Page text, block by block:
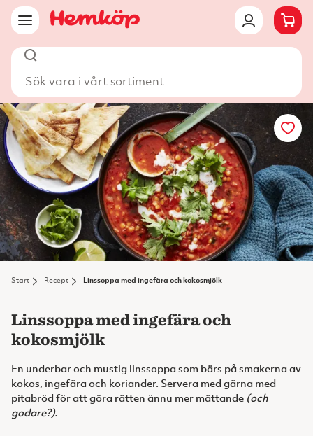
Start Recept Linssoppa med ingefära och kokosmjölk
Linssoppa med ingefära och
kokosmjölk
En underbar och mustig linssoppa som bärs på smakerna av
kokos, ingefära och koriander. Servera med gärna med
pitabröd för att göra rätten ännu mer mättande (och
godare?).